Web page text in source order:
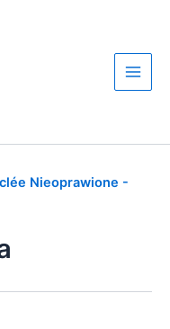
Main
Nieoprawione -